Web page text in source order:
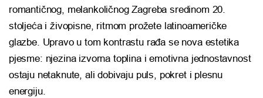
romantičnog, melankoličnog Zagreba sredinom 20.
stoljeća i živopisne, ritmom prožete latinoameričke
glazbe. Upravo u tom kontrastu rađa se nova estetika
pjesme: njezina izvorna toplina i emotivna jednostavnost
ostaju netaknute, ali dobivaju puls, pokret i plesnu
energiju.